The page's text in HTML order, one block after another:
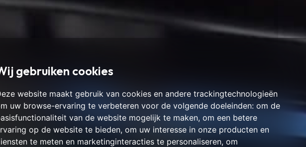
gebruiken cookies
website maakt gebruik van cookies en andere trackingtechnologieën
uw browse-ervaring te verbeteren voor de volgende doeleinden: om de
van de website mogelijk te maken, om een betere
op de website te bieden, om uw interesse in onze producten en
te meten en marketinginteracties te personaliseren, om